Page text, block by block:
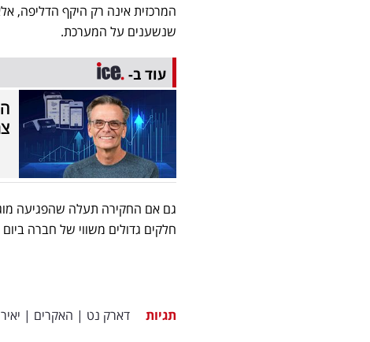
המרכזית אינה רק היקף הדליפה,
שנשענים על המערכת.
עוד ב-
גם אם החקירה תעלה שהפגיעה
חלקים גדולים משווי של חברה
תגיות דארק נט | האקרים |